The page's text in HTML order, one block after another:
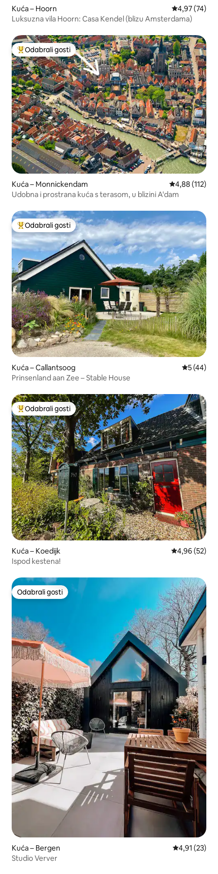
Kuća – Hoorn Prosječna
4,97 (74)
Luksuzna vila Hoorn: Casa Kendel (blizu Amsterdama)
Među najviše rangiranima s oznakom „Odabrali gosti”
Odabrali gosti
Kuća – Monnickendam Prosječna
4,88 (112)
Udobna i prostrana kuća s terasom, u blizini A'dam
Među najviše rangiranima s oznakom „Odabrali gosti”
Odabrali gosti
Kuća – Callantsoog Prosječna
5 (44)
Prinsenland aan Zee – Stable House
Među najviše rangiranima s oznakom „Odabrali gosti”
Odabrali gosti
Kuća – Koedijk Prosječna
4,96 (52)
Ispod kestena!
Odabrali gosti
Odabrali gosti
Kuća – Bergen Prosječna
4,91 (23)
Studio Verver